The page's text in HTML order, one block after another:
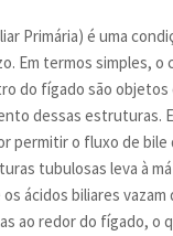
Primária) é uma
Em termos simples, o
do fígado são
dessas estruturas.
permitir o fluxo de bile
tubulosas leva à
ácidos biliares
ao redor do fígado, o